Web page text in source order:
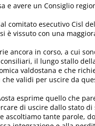
e avere un Consiglio
comitato esecutivo Cisl
è vissuto con una
ancora in corso, a cui
il lungo stallo
valdostana e che
validi per uscire da
esprime quello che
di uscire dallo stato di
ascoltiamo tante parole,